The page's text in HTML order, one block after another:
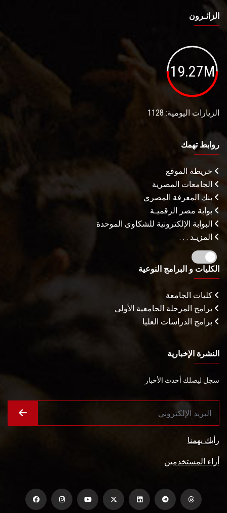
الزائـرون
19.27M
الزيارات اليومية: 1128
روابط تهمك
خريطة الموقع
الجامعات المصرية
بنك المعرفة المصري
بوابة مصر الرقميـة
البوابة الإلكترونية للشكاوى الموحدة
المزيـد . . .
الكليات و البرامج النوعية
كليات الجامعة
برامج المرحلة الجامعية الأولى
برامج الدراسات العليا
النشرة الإخبارية
سجل ليصلك أحدث الأخبار
رأيك يهمنا
أراء المستخدمين